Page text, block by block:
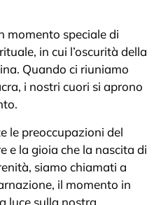
momento speciale di
in cui l’oscurità della
Quando ci riuniamo
i nostri cuori si aprono
le preoccupazioni del
e la gioia che la nascita di
siamo chiamati a
il momento in
luce sulla nostra